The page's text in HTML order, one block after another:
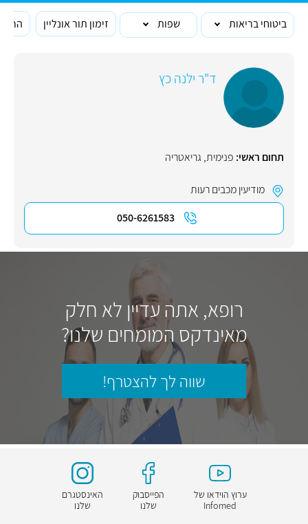
ביטוחי בריאות שפות זימון תור אונליין
ד"ר ילנה כץ
תחום ראשי: פנימית, גריאטריה
מודיעין מכבים רעות
050-6261583
רופא, אתה עדיין לא חלק
מאינדקס המומחים שלנו?
שווה לך להצטרף!
ערוץ הוידאו של
Infomed
הפייסבוק
שלנו
האינסטגרם
שלנו